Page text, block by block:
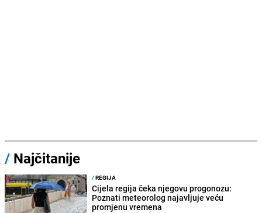
/ Najčitanije
/REGIJA
Cijela regija čeka njegovu progonozu:
Poznati meteorolog najavljuje veću
promjenu vremena